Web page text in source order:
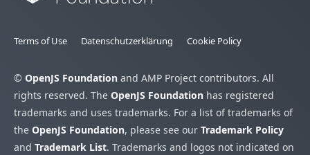
Terms of Use Datenschutzerklärung Cookie Policy
© OpenJS Foundation and AMP Project contributors. All
rights reserved. The OpenJS Foundation has registered
trademarks and uses trademarks. For a list of trademarks of
the OpenJS Foundation, please see our Trademark Policy
and Trademark List. Trademarks and logos not indicated on